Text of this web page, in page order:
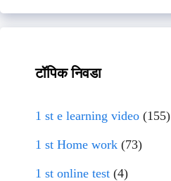
टॉपिक निवडा
1 st e learning video (155)
1 st Home work (73)
1 st online test (4)